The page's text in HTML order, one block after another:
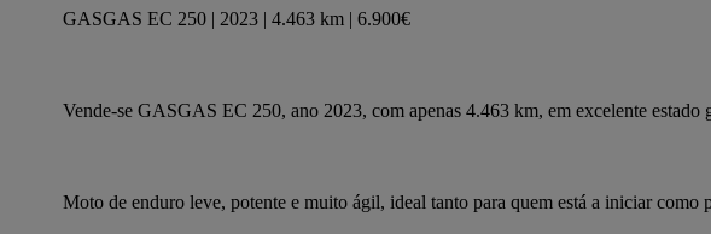
GASGAS EC 250 | 2023 | 4.463 km | 6.900€
Vende-se GASGAS EC 250, ano 2023, com apenas 4.463 km, em excelente estado
Moto de enduro leve, potente e muito ágil, ideal tanto para quem está a iniciar como